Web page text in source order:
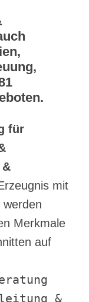
für
&
mit
Merkmale
auf
&